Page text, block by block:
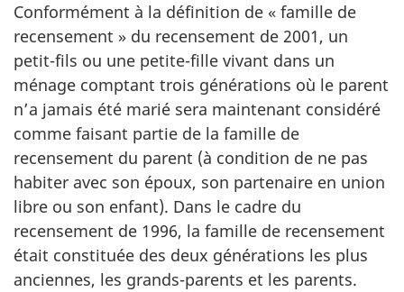
Conformément à la définition de « famille de
recensement » du recensement de 2001, un
petit-fils ou une petite-fille vivant dans un
ménage comptant trois générations où le parent
n’a jamais été marié sera maintenant considéré
comme faisant partie de la famille de
recensement du parent (à condition de ne pas
habiter avec son époux, son partenaire en union
libre ou son enfant). Dans le cadre du
recensement de 1996, la famille de recensement
était constituée des deux générations les plus
anciennes, les grands-parents et les parents.